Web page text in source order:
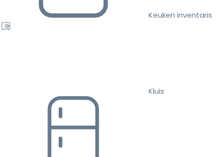
Keuken inventaris
Kluis